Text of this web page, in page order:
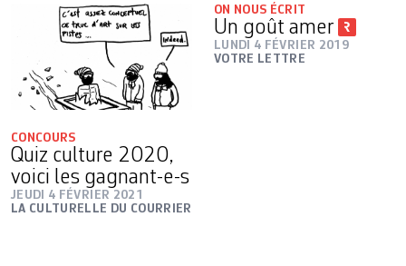
CONCOURS
Quiz culture 2020,
voici les gagnant-e-s
JEUDI 4 FÉVRIER 2021
LA CULTURELLE DU COURRIER
ON NOUS ÉCRIT
Un goût amer
LUNDI 4 FÉVRIER 2019
VOTRE LETTRE